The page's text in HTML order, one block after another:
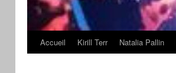
Aller
Accueil Kirill Terr Natalia Pallin